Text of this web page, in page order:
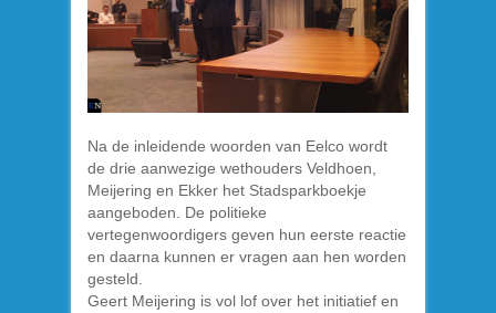
Na de inleidende woorden van Eelco wordt
de drie aanwezige wethouders Veldhoen,
Meijering en Ekker het Stadsparkboekje
aangeboden. De politieke
vertegenwoordigers geven hun eerste reactie
en daarna kunnen er vragen aan hen worden
gesteld.
Geert Meijering is vol lof over het initiatief en